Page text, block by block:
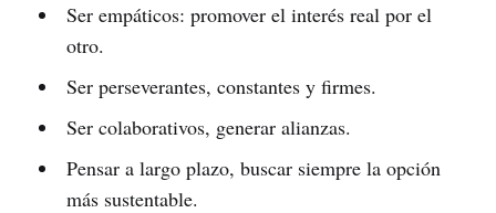
Ser empáticos: promover el interés real por el
otro.
Ser perseverantes, constantes y firmes.
Ser colaborativos, generar alianzas.
Pensar a largo plazo, buscar siempre la opción
más sustentable.